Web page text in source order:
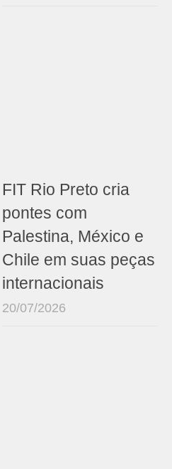
FIT Rio Preto cria
pontes com
Palestina, México e
Chile em suas peças
internacionais
20/07/2026